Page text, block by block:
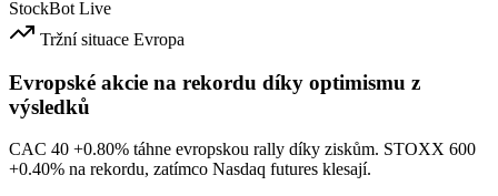
StockBot Live
Tržní situace Evropa
Evropské akcie na rekordu díky optimismu z
výsledků
CAC 40 +0.80% táhne evropskou rally díky ziskům. STOXX 600
+0.40% na rekordu, zatímco Nasdaq futures klesají.